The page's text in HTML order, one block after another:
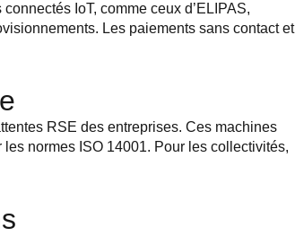
IoT, comme ceux d’ELIPAS,
Les paiements sans contact et
RSE des entreprises. Ces machines
normes ISO 14001. Pour les collectivités,